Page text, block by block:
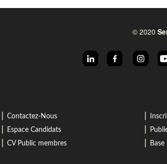
© 2020
Contactez-Nous
Espace Candidats
CV Public membres